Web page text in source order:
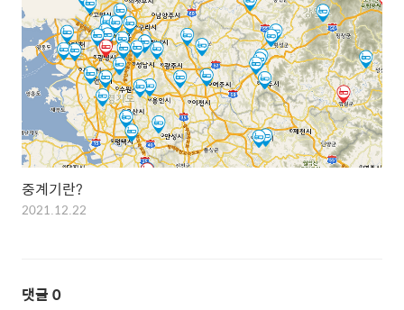
중계기란?
2021.12.22
댓글 0